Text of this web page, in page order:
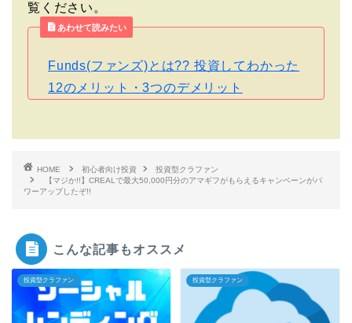
覧ください。
あわせて読みたい
Funds(ファンズ)とは?? 投資してわかった
12のメリット・3つのデメリット
HOME 初心者向け投資
投資型クラファン
【マジか!!】CREALで最大50,000円分のアマギフがもらえるキャンペーンがパ
ワーアップしたぞ!!
こんな記事もオススメ
投資型クラファン 投資型クラファン